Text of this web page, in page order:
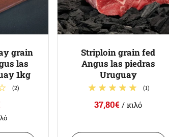
grain
las
1kg
(2)
Striploin grain fed
Angus las piedras
Uruguay
(1)
37,80€/ κιλό